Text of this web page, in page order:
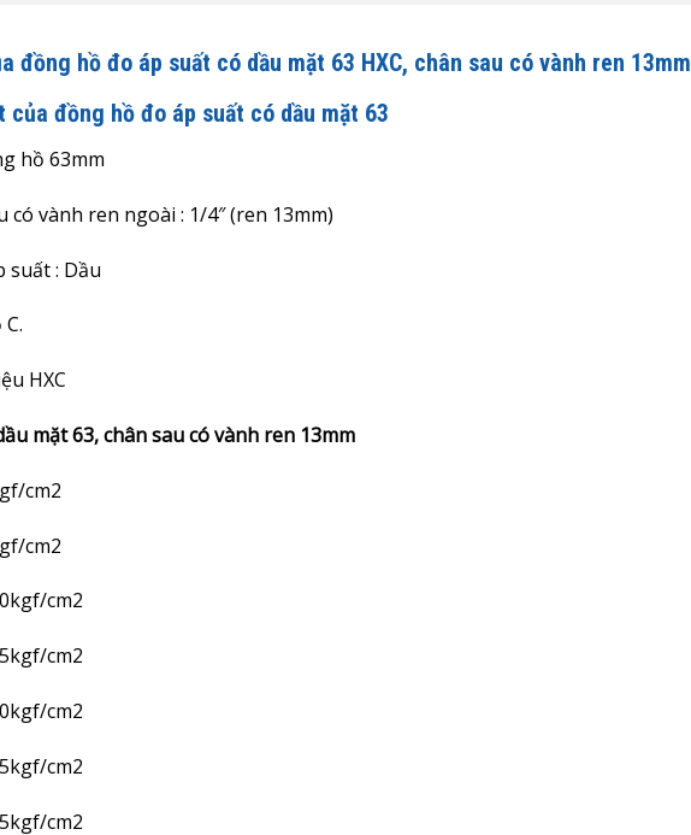
đồng hồ đo áp suất có dầu mặt 63 HXC, chân sau có vành ren 13mm
của đồng hồ đo áp suất có dầu mặt 63
hồ 63mm
có vành ren ngoài : 1/4″ (ren 13mm)
suất : Dầu
HXC
mặt 63, chân sau có vành ren 13mm
cm2
cm2
cm2
cm2
cm2
cm2
cm2